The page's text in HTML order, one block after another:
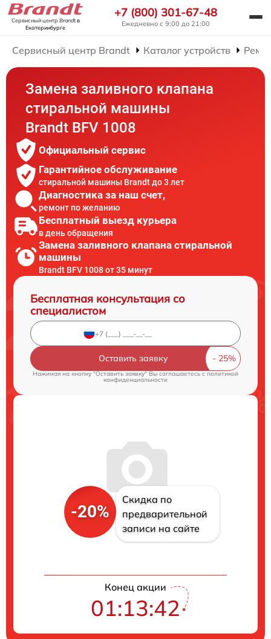
Сервисный центр Brandtв
Екатеринбурге
+7 (800) 301-67-48
Ежедневно с 9:00 до 21:00
Сервисный центр Brandt Каталог устройств
Замена заливного клапана
стиральной машины
Brandt BFV 1008
Официальный сервис
Гарантийное обслуживание
стиральной машины Brandt до 3 лет
Диагностика за наш счет,
ремонт по желанию
Бесплатный выезд курьера
в день обращения
Замена заливного клапана стиральной
машины
Brandt BFV 1008 от 35 минут
Бесплатная консультация со
специалистом
Оставить заявку
Нажимая на кнопку "Оставить заявку" Вы соглашаетесь c политикой
конфиденциальности
-20%
Скидка по
предварительной
записи на сайте
Конец акции
01:13:41